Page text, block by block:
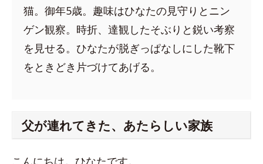
猫。御年5歳。趣味はひなたの見守りとニン
ゲン観察。時折、達観したそぶりと鋭い考察
を見せる。ひなたが脱ぎっぱなしにした靴下
をときどき片づけてあげる。
父が連れてきた、あたらしい家族
こんにちは。ひなたです。